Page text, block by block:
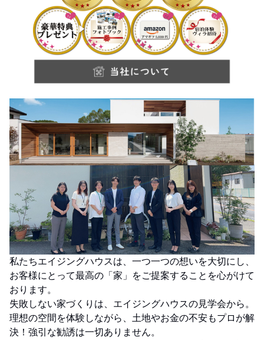
私たちエイジングハウスは、一つ一つの想いを大切にし、
お客様にとって最高の「家」をご提案することを心がけて
おります。
失敗しない家づくりは、エイジングハウスの見学会から。
理想の空間を体験しながら、土地やお金の不安もプロが解
決！強引な勧誘は一切ありません。